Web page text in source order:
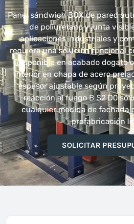
Panel sándwich BOX de pared
de poliuretano y junta
aplicaciones industriales y
requiera una solución funcional
disponible en acabado dogato
interior en chapa de acero
espesor ajustable según
reacción al fuego B S2 D0
cualquier medida de fachada
prefabricación
SOLICITAR